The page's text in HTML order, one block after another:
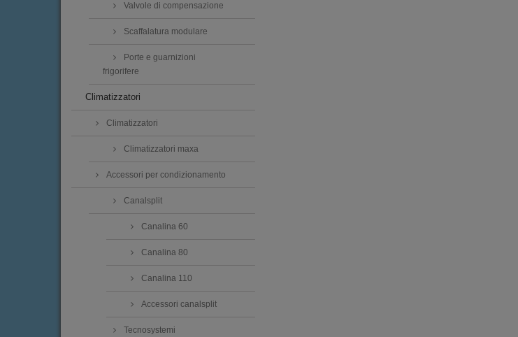
Valvole di compensazione
Scaffalatura modulare
Porte e guarnizioni
frigorifere
Climatizzatori
Climatizzatori
Climatizzatori maxa
Accessori per condizionamento
Canalsplit
Canalina 60
Canalina 80
Canalina 110
Accessori canalsplit
Tecnosystemi